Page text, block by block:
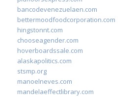
bancodevenezuelaen.com
bettermoodfoodcorporation.com
hingstonnt.com
chooseagender.com
hoverboardssale.com
alaskapolitics.com
stsmp.org
manoelneves.com
mandelaeffectlibrary.com